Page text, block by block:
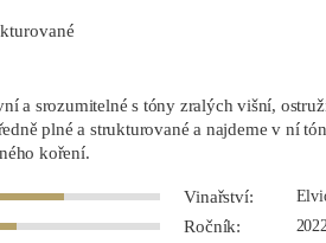
a srozumitelné s tóny zralých višní,
plné a strukturované a najdeme v ní
koření.
Vinařství:
Ročník: 2022